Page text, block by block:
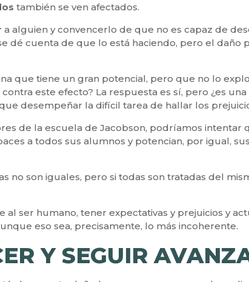
también se ven afectados.
a alguien y convencerlo de que no es capaz de
dé cuenta de que lo está haciendo, pero el
que tiene un gran potencial, pero que no lo
este efecto? La respuesta es sí, pero ¿es
desempeñar la difícil tarea de hallar los
de la escuela de Jacobson, podríamos
a todos sus alumnos y potencian, por igual,
no son iguales, pero si todas son tratadas del
ser humano, tener expectativas y prejuicios y
eso sea, precisamente, lo más incoherente.
Y SEGUIR